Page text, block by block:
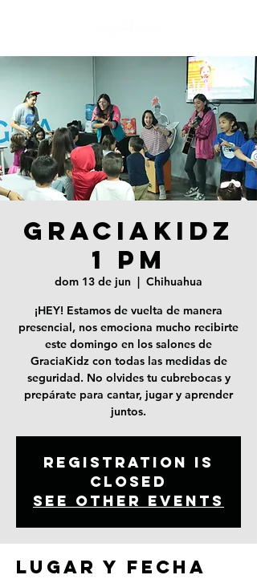
GRACIAKIDZ
1 PM
dom 13 de jun
  |
Chihuahua
¡HEY! Estamos de vuelta de manera
presencial, nos emociona mucho recibirte
este domingo en los salones de
GraciaKidz con todas las medidas de
seguridad. No olvides tu cubrebocas y
prepárate para cantar, jugar y aprender
juntos.
Registration is
Closed
See other events
LUGAR Y FECHA